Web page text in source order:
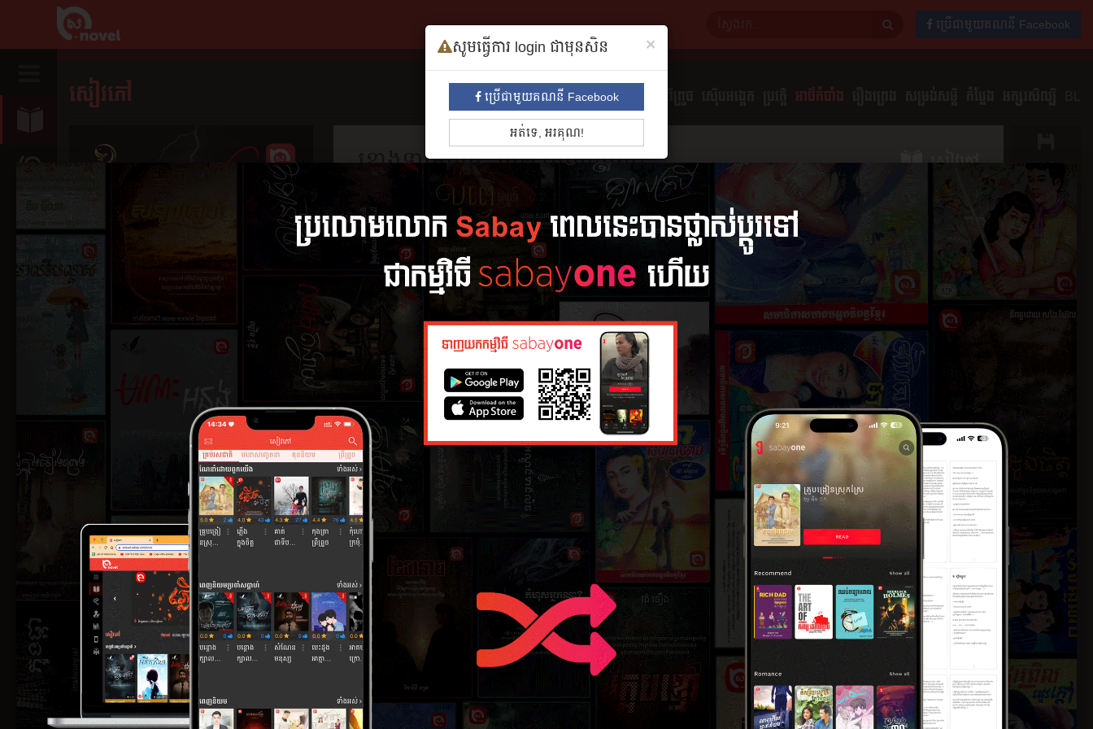
ប្រើជាមួយគណនី Facebook
សៀវភៅ ទាំងអស់ មនោសញ្ចេតនា​ គុននិយម អាថ៌កំបាំង
ខ្លោងទ្វារមរណៈ វគ្គ២ (បុព្វេស្នេហ៍) សៀវភៅ
10 ភាគ
អានរឿង
សង្ខេប ភាគ មតិយោបល់ 0
៩៖ បុព្វេស្នេហ៍ ១០៖ ទណ្ឌកម្ម
១២ កក្កដា ២០២២
១១៖ ភូមិដំណាក់ហ្លួង
១២ កក្កដា ២០២២
១២៖ ភពនិមិត្ត
១២ កក្កដា ២០២២
១៣៖ ស្រមោលស្នេហ៍
១២ កក្កដា ២០២២
១៤៖
អារម្មណ៍ច្របូលច្...
១២ កក្កដា ២០២២
១៥៖ ចិត្តជាម្តាយ ១៦៖ សម្រស់ព្រះចន្ទ
១៧៖ រាត្រីចុងក្រោយ
១២ កក្កដា ២០២២
១៨៖ ផ្ទះចាស់បុរាណ
១២ កក្កដា ២០២២
រក្សាទុក
ចែករំលែក
×
សូមធ្វើការ login ជាមុនសិន
ប្រើជាមួយគណនី Facebook
អត់ទេ, អរគុណ!